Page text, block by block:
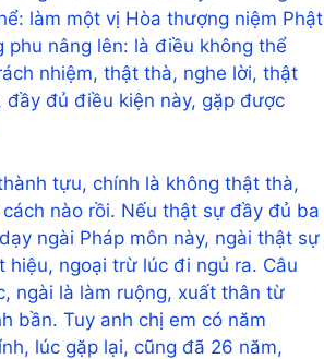
làm một vị Hòa thượng niệm Phật
nâng lên: là điều không thể
nhiệm, thật thà, nghe lời, thật
đủ điều kiện này, gặp được
tựu, chính là không thật thà,
nào rồi. Nếu thật sự đầy đủ ba
ngài Pháp môn này, ngài thật sự
ngoại trừ lúc đi ngủ ra. Câu
ngài là làm ruộng, xuất thân từ
bần. Tuy anh chị em có năm
lúc gặp lại, cũng đã 26 năm,